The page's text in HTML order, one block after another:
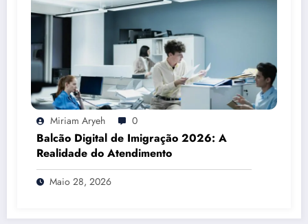
Miriam Aryeh 0
Balcão Digital de Imigração 2026: A
Realidade do Atendimento
Maio 28, 2026